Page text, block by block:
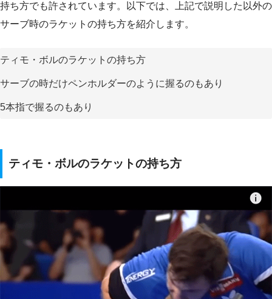
持ち方でも許されています。以下では、上記で説明した以外の
サーブ時のラケットの持ち方を紹介します。
ティモ・ボルのラケットの持ち方
サーブの時だけペンホルダーのように握るのもあり
5本指で握るのもあり
ティモ・ボルのラケットの持ち方